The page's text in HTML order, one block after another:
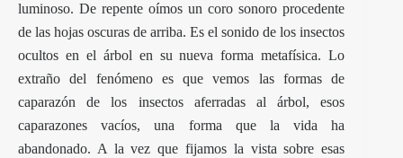
luminoso. De repente oímos un coro sonoro procedente
de las hojas oscuras de arriba. Es el sonido de los insectos
ocultos en el árbol en su nueva forma metafísica. Lo
extraño del fenómeno es que vemos las formas de
caparazón de los insectos aferradas al árbol, esos
caparazones vacíos, una forma que la vida ha
abandonado. A la vez que fijamos la vista sobre esas